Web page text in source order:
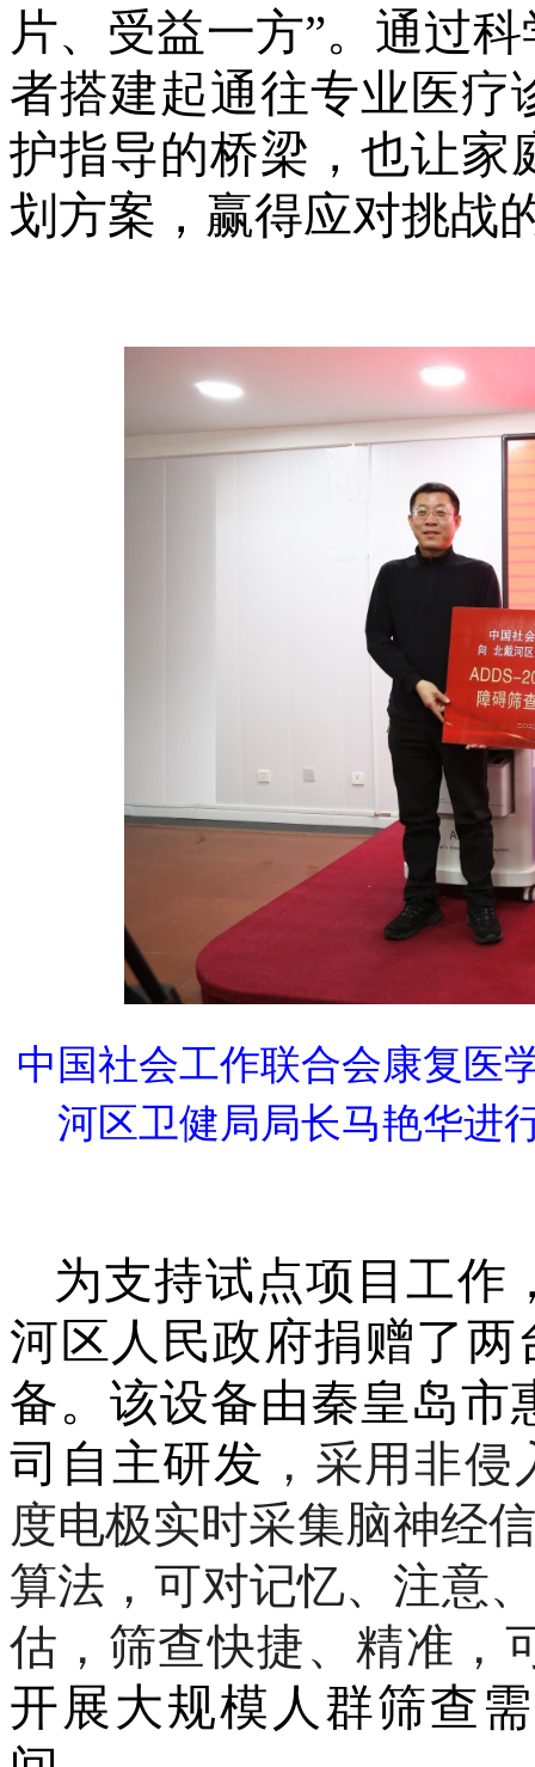
片、受益一方”。通过
者搭建起通往专业医疗
护指导的桥梁，也让家
划方案，赢得应对挑战
中国社会工作联合会康复医
河区卫健局局长马艳华进
为支持试点项目工作
河区人民政府捐赠了两
备。该设备由秦皇岛市
司自主研发 ，采用非
度电极实时采集脑神经
算法，可对记忆、注意
估，筛查快捷、精准，
开展大规模人群筛查